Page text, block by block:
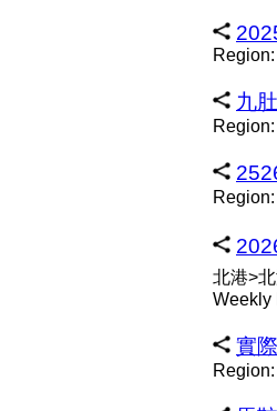
Region:
九
Region:
Region:
北港>
Weekly
實
Region: